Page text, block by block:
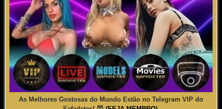
As Melhores Gostosas do Mundo Estão no Telegram VIP do